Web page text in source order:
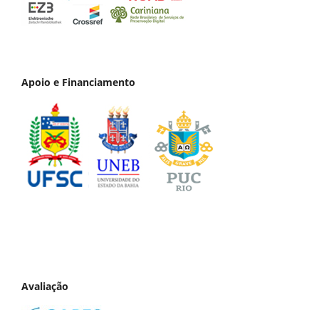
Apoio e Financiamento
Avaliação